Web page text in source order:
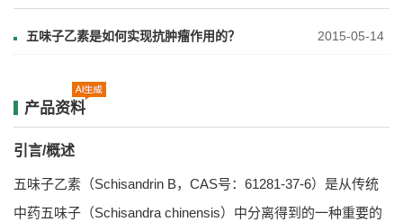
五味子乙素是如何实现抗肿瘤作用的？ 2015-05-14
产品资料
引言/概述
五味子乙素（Schisandrin B，CAS号：61281-37-6）是从传统
中药五味子（Schisandra chinensis）中分离得到的一种重要的